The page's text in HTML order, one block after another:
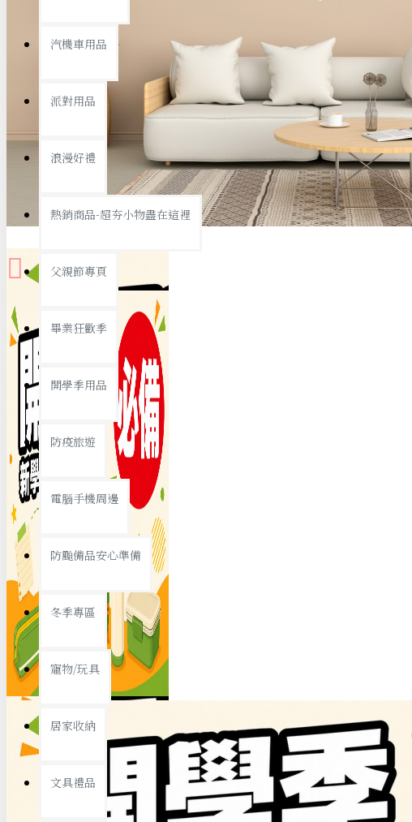
置物架/收納櫃
銅板精選
19元專區
39元專區
節慶熱賣
春節/新年
汽機車用品
派對用品
浪漫好禮
熱銷商品-超夯小物盡在這裡
父親節專頁
畢業狂歡季
開學季用品
防疫旅遊
電腦手機周邊
防颱備品安心準備
冬季專區
寵物/玩具
居家收納
文具禮品